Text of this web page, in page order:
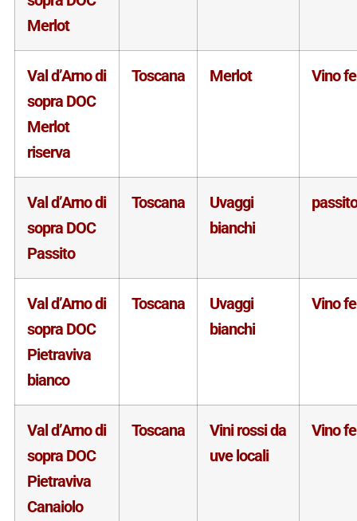
Merlot
Val d’Arno di
sopra DOC
Merlot
riserva
Toscana Merlot Vino
Val d’Arno di
sopra DOC
Passito
Toscana
Uvaggi
bianchi
passito
Val d’Arno di
sopra DOC
Pietraviva
bianco
Toscana
Uvaggi
bianchi
Vino
Val d’Arno di
sopra DOC
Pietraviva
Canaiolo
Toscana
Vini rossi da
uve locali
Vino